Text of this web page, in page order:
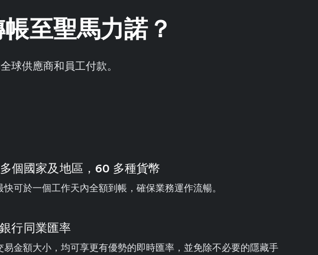
至聖馬力諾？
球供應商和員工付款。
個國家及地區，60 多種貨幣
快可於一個工作天內全額到帳，確保業務運作流暢。
行同業匯率
易金額大小，均可享更有優勢的即時匯率，並免除不必要的隱藏手